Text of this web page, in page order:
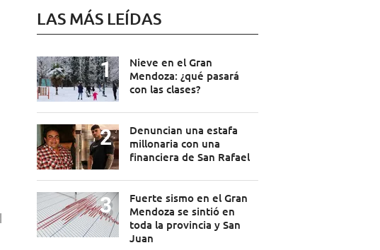
LAS MÁS LEÍDAS
Nieve en el Gran
Mendoza: ¿qué pasará
con las clases?
Denuncian una estafa
millonaria con una
financiera de San Rafael
Fuerte sismo en el Gran
Mendoza se sintió en
toda la provincia y San
Juan